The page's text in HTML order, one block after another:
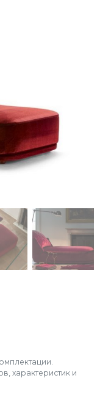
характеристик и